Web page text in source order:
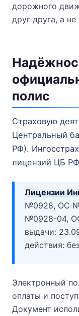
дорожного
друг друга, а
полис
Страховую
Центральный
РФ).
лицензий ЦБ
Лицензии
№0928, ОС
№0928-04,
выдачи:
действия:
Электронный
оплаты и
Документ